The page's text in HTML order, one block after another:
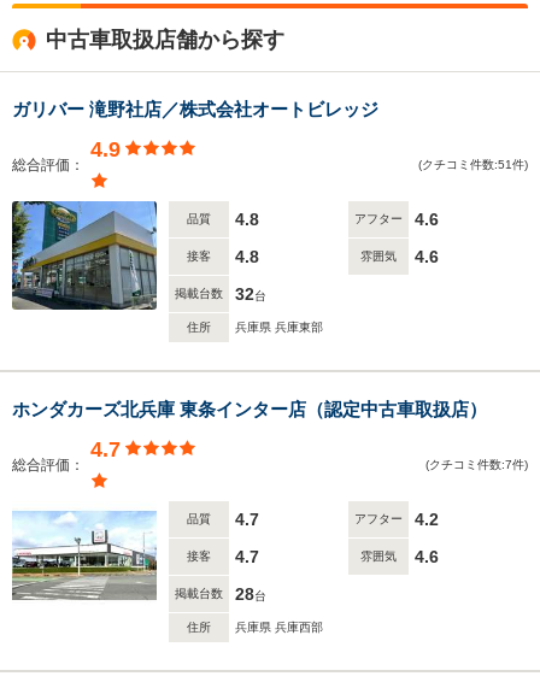
中古車取扱店舗から探す
ガリバー 滝野社店／株式会社オートビレッジ
総合評価：
4.9
(クチコミ件数:51件)
品質 4.8 アフター 4.6
接客 4.8 雰囲気 4.6
掲載台数 32台
住所 兵庫県 兵庫東部
ホンダカーズ北兵庫 東条インター店（認定中古車取扱店）
総合評価：
4.7
(クチコミ件数:7件)
品質 4.7 アフター 4.2
接客 4.7 雰囲気 4.6
掲載台数 28台
住所 兵庫県 兵庫西部